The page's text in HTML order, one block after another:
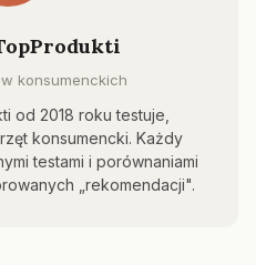
konsumenckich
od 2018 roku testuje,
konsumencki. Każdy
testami i porównaniami
„rekomendacji".